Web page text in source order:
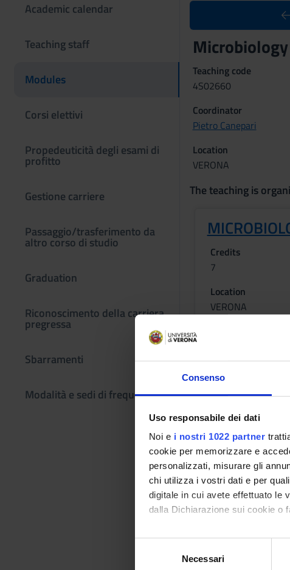
Consenso
Uso responsabile dei dati
Noi e i nostri 1022 partner
cookie per memorizzare e
personalizzati, misurare gli
chi utilizza i vostri dati e per
digitale in cui avete effettuato le
dalla Dichiarazione sui cookie o
Con il tuo consenso, vorremmo
raccogliere informazioni
Necessari
Academic calendar
Teaching staff
Modules
Corsi elettivi
Propedeuticità degli esami di
profitto
Gestione carriere
Passaggio/trasferimento da
altro corso di studio
Graduation
Riconoscimento della carriera
pregressa
Sbarramenti
Modalità e sedi di frequenza
Teaching code
4S02660
Coordinator
Pietro Canepari
Location
VERONA
The teaching is
Credits
7
Location
VERONA
Learning
Module:
-------
Module: IGIENE
-------
Program
Module: